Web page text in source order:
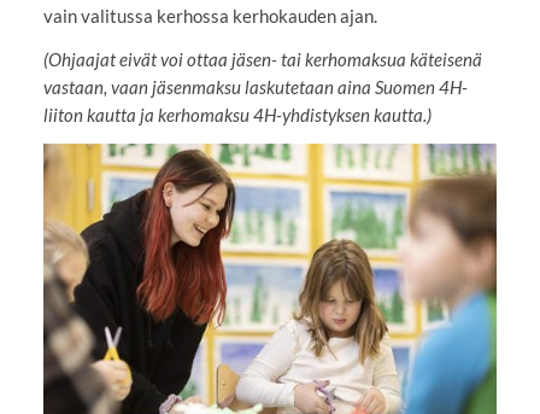
vain valitussa kerhossa kerhokauden ajan.
(Ohjaajat eivät voi ottaa jäsen- tai kerhomaksua käteisenä
vastaan, vaan jäsenmaksu laskutetaan aina Suomen 4H-
liiton kautta ja kerhomaksu 4H-yhdistyksen kautta.)